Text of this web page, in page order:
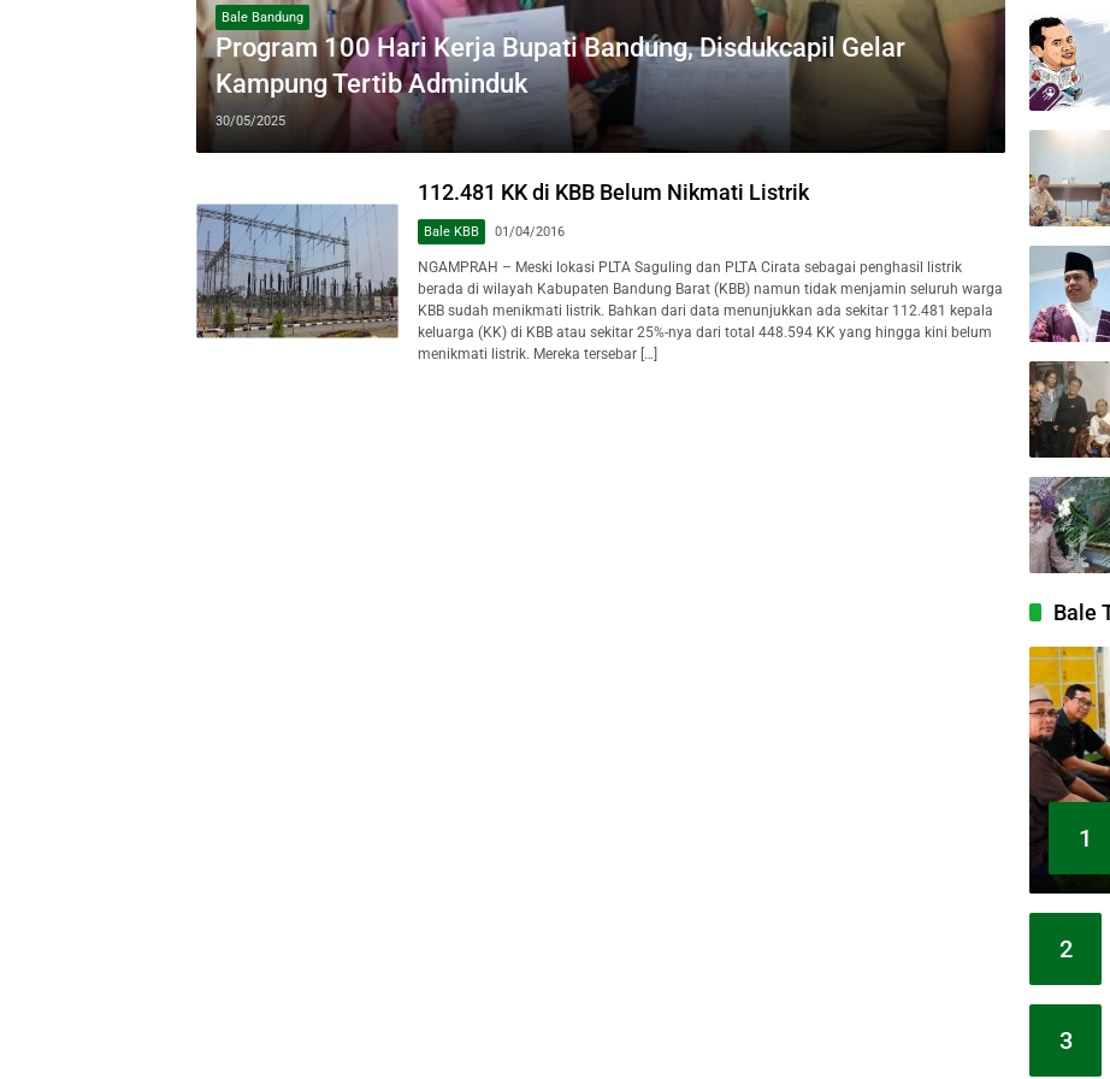
Bale Bandung
Program 100 Hari Kerja Bupati Bandung, Disdukcapil Gelar
Kampung Tertib Adminduk
30/05/2025
112.481 KK di KBB Belum Nikmati Listrik
Bale KBB 01/04/2016
NGAMPRAH – Meski lokasi PLTA Saguling dan PLTA Cirata sebagai penghasil listrik
berada di wilayah Kabupaten Bandung Barat (KBB) namun tidak menjamin seluruh warga
KBB sudah menikmati listrik. Bahkan dari data menunjukkan ada sekitar 112.481 kepala
keluarga (KK) di KBB atau sekitar 25%-nya dari total 448.594 KK yang hingga kini belum
menikmati listrik. Mereka tersebar […]
Bale
1
2
3